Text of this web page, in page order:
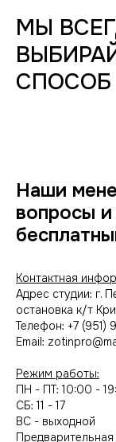
МЫ
СПОСОБ
Наши
вопросы
Контактная
Адрес студии: г.
остановка к/т
Телефон: +7 (951)
Email:
Режим работы:
ПН - ПТ: 10:00 -
СБ: 11 - 17
ВС - выходной
Предварительная